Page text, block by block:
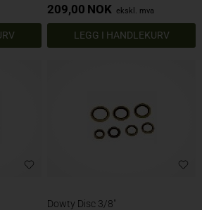
209,00 NOK ekskl. mva
Dowty Disc 3/8"